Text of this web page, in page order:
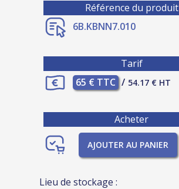
Référence du produit
6B.KBNN7.010
Tarif
65 € TTC / 54.17 € HT
Acheter
AJOUTER AU PANIER
Lieu de stockage :